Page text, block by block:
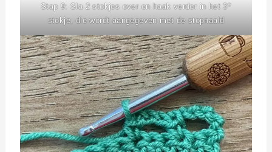
Stap 9: Sla 2 stokjes over en haak verder in het 3e
stokje, die wordt aangegeven met de stopnaald